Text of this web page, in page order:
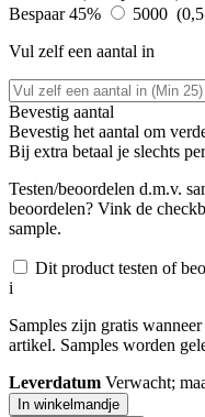
Bespaar 45%
5000
Vul zelf een aantal in
Bevestig aantal
Bevestig het aantal om
Bij extra betaal je slechts
Testen/beoordelen d.m.v.
beoordelen? Vink de
sample.
Dit product testen of
i
Samples zijn gratis
artikel. Samples worden
Leverdatum Verwacht;
In winkelmandje